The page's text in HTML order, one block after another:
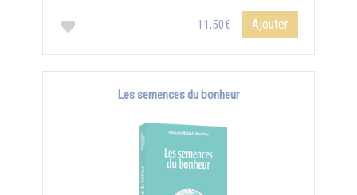
11,50€ Ajouter
Les semences du bonheur